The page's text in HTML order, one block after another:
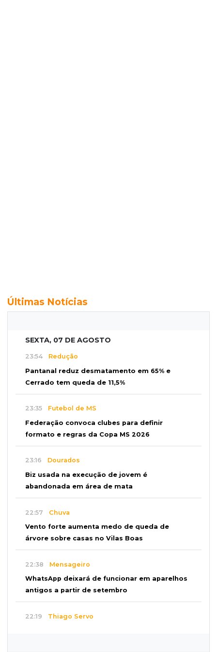
Últimas Notícias
SEXTA, 07 DE AGOSTO
23:54 Redução
Pantanal reduz desmatamento em 65% e
Cerrado tem queda de 11,5%
23:35 Futebol de MS
Federação convoca clubes para definir
formato e regras da Copa MS 2026
23:16 Dourados
Biz usada na execução de jovem é
abandonada em área de mata
22:57 Chuva
Vento forte aumenta medo de queda de
árvore sobre casas no Vilas Boas
22:38 Mensageiro
WhatsApp deixará de funcionar em aparelhos
antigos a partir de setembro
22:19 Thiago Servo